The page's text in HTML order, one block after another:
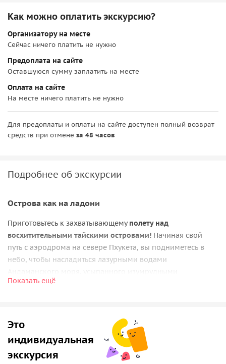
Как можно оплатить экскурсию?
Организатору на месте
Сейчас ничего платить не нужно
Предоплата на сайте
Оставшуюся сумму заплатить на месте
Оплата на сайте
На месте ничего платить не нужно
Для предоплаты и оплаты на сайте доступен полный возврат
средств при отмене за 48 часов
Подробнее об экскурсии
Острова как на ладони
Приготовьтесь к захватывающемуполету над
восхитительными тайскими островами! Начиная свой
путь с аэродрома на севере Пхукета, вы подниметесь в
небо, чтобы насладиться лазурными водами
островами.
• вы увидите великолепные пляжи Пхукета,
белым песком и кокосовыми пальмами;
• насладитесь видами на оживленные курорты, скрытые
бухты, где море встречает небо в захватывающем дух
Показать ещё
Это
индивидуальная
экскурсия